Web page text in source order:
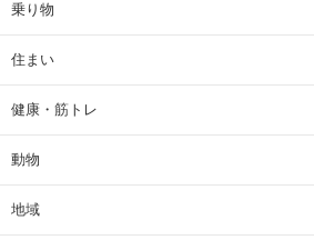
乗り物
住まい
健康・筋トレ
動物
地域